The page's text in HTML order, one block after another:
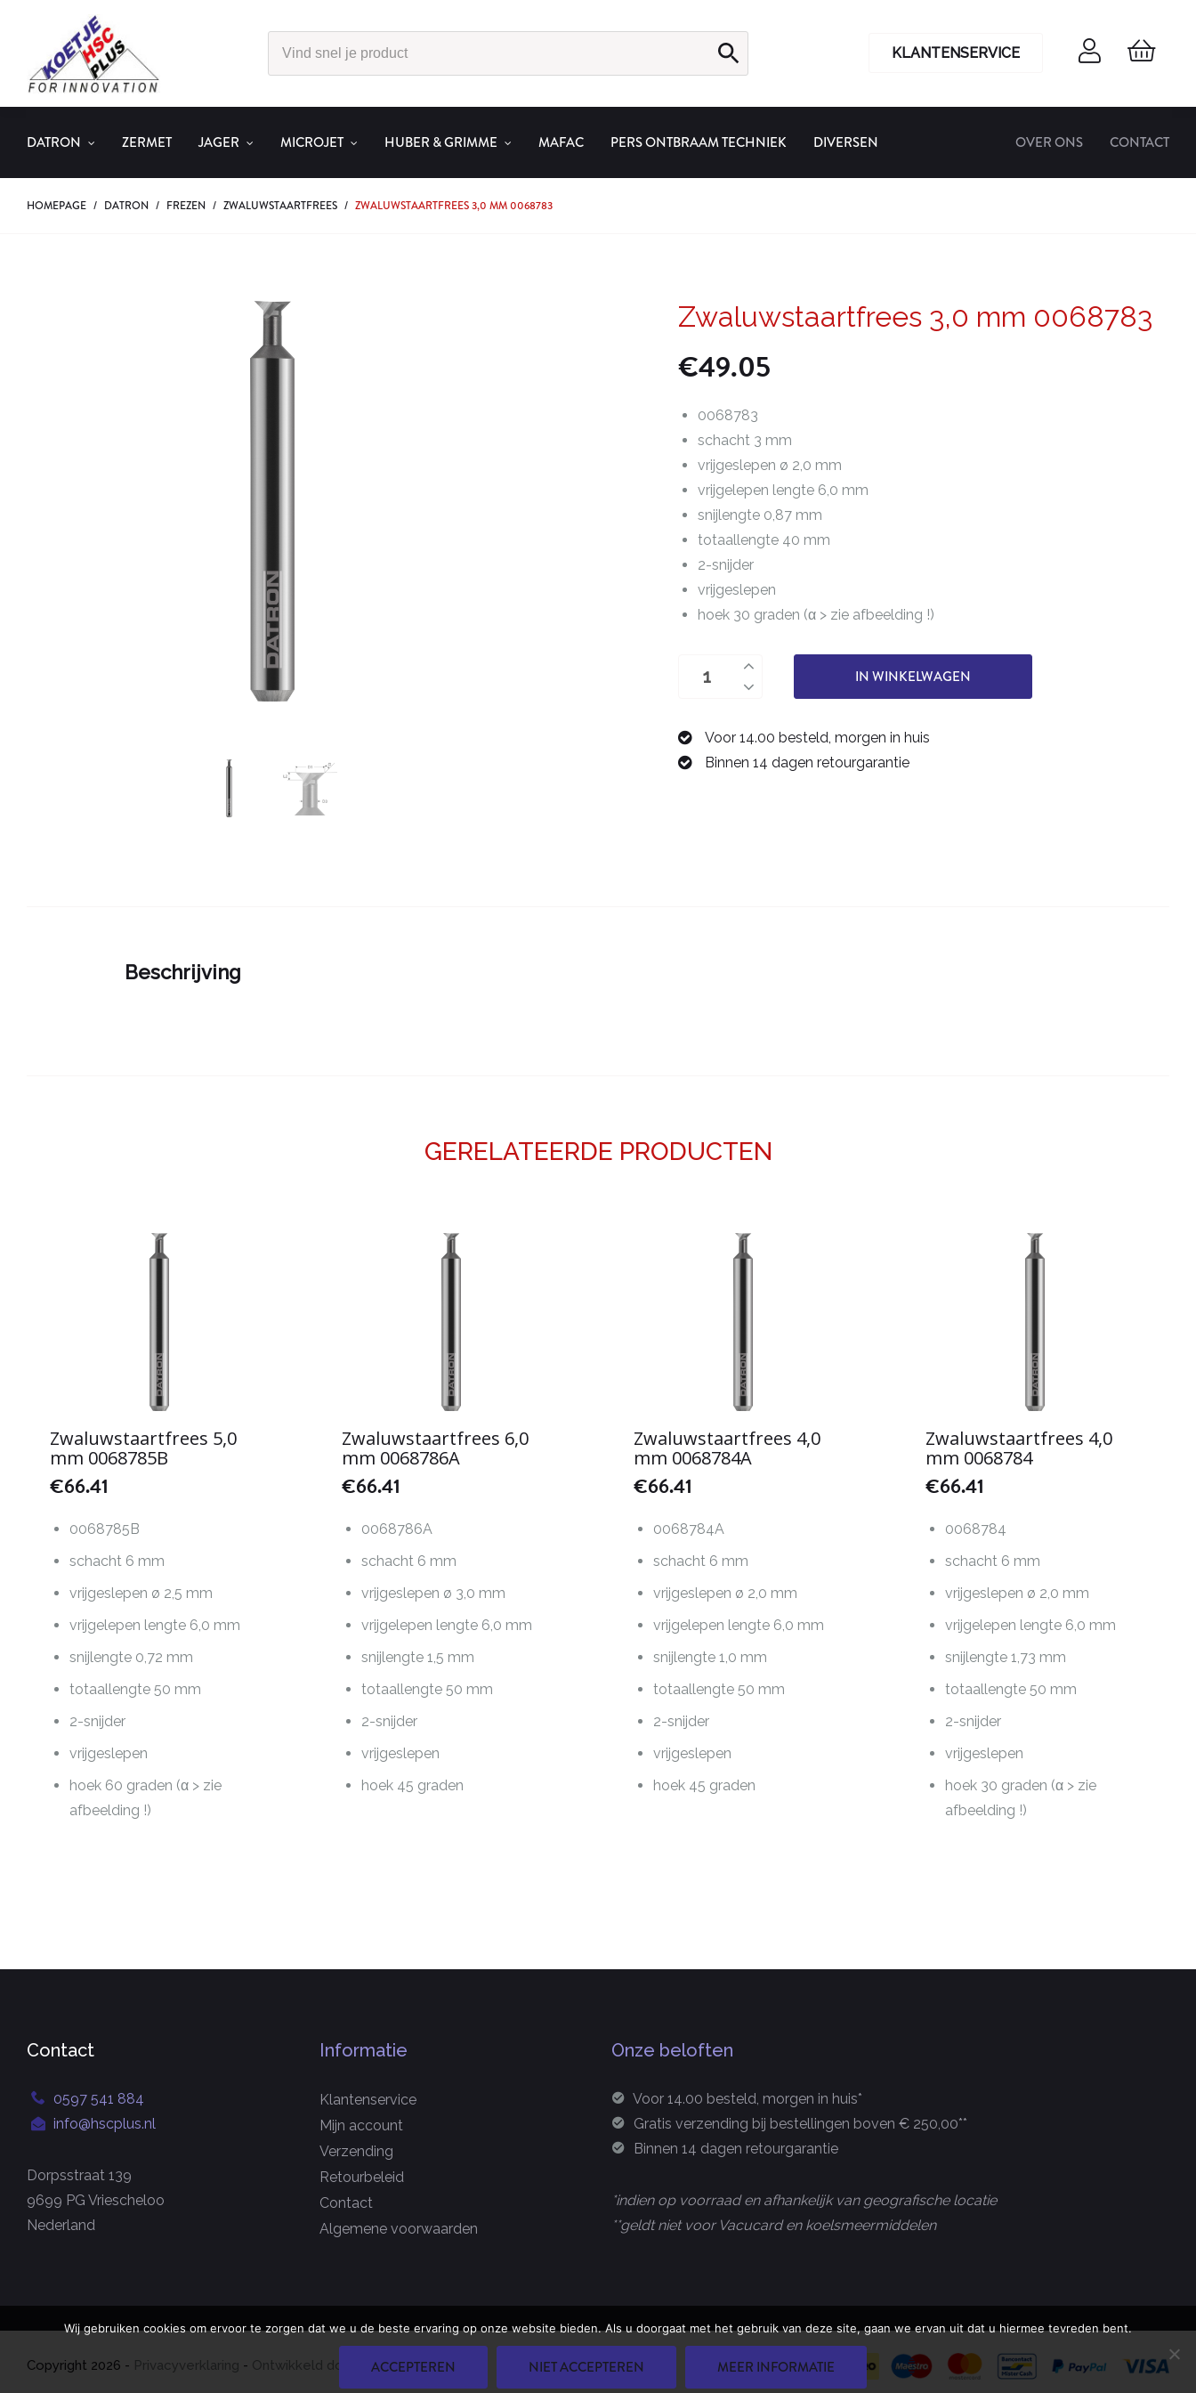
KLANTENSERVICE
DATRON ZERMET JAGER MICROJET HUBER & GRIMME MAFAC PERS ONTBRAAM TECHNIEK DIVERSEN OVER ONS CONTACT
HOMEPAGE / DATRON / FREZEN / ZWALUWSTAARTFREES / ZWALUWSTAARTFREES 3,0 MM 0068783
Zwaluwstaartfrees 3,0 mm 0068783
€49.05
0068783
schacht 3 mm
vrijgeslepen ø 2,0 mm
vrijgelepen lengte 6,0 mm
snijlengte 0,87 mm
totaallengte 40 mm
2-snijder
vrijgeslepen
hoek 30 graden (α > zie afbeelding !)
Zwaluwstaartfrees
0068783
aantal
IN WINKELWAGEN
Voor 14.00 besteld, morgen in huis
Binnen 14 dagen retourgarantie
Beschrijving
GERELATEERDE PRODUCTEN
Zwaluwstaartfrees 5,0
mm 0068785B
€66.41
0068785B
schacht 6 mm
vrijgeslepen ø 2,5 mm
vrijgelepen lengte 6,0 mm
snijlengte 0,72 mm
totaallengte 50 mm
2-snijder
vrijgeslepen
hoek 60 graden (α > zie
afbeelding !)
Zwaluwstaartfrees 6,0
mm 0068786A
€66.41
0068786A
schacht 6 mm
vrijgeslepen ø 3,0 mm
vrijgelepen lengte 6,0 mm
snijlengte 1,5 mm
totaallengte 50 mm
2-snijder
vrijgeslepen
hoek 45 graden
Zwaluwstaartfrees 4,0
mm 0068784A
€66.41
0068784A
schacht 6 mm
vrijgeslepen ø 2,0 mm
vrijgelepen lengte 6,0 mm
snijlengte 1,0 mm
totaallengte 50 mm
2-snijder
vrijgeslepen
hoek 45 graden
Zwaluwstaartfrees 4,0
mm 0068784
€66.41
0068784
schacht 6 mm
vrijgeslepen ø 2,0 mm
vrijgelepen lengte 6,0 mm
snijlengte 1,73 mm
totaallengte 50 mm
2-snijder
vrijgeslepen
hoek 30 graden (α > zie
afbeelding !)
Contact
0597 541 884
info@hscplus.nl
Dorpsstraat 139
9699 PG Vriescheloo
Nederland
Informatie
Klantenservice
Mijn account
Verzending
Retourbeleid
Contact
Algemene voorwaarden
Onze beloften
Voor 14.00 besteld, morgen in huis*
Gratis verzending bij bestellingen boven € 250,00**
Binnen 14 dagen retourgarantie
*indien op voorraad en afhankelijk van geografische locatie
**geldt niet voor Vacucard en koelsmeermiddelen
Copyright 2026 - Privacyverklaring - Ontwikkeld door Best4u Group B.V.
Wij gebruiken cookies om ervoor te zorgen dat we u de beste ervaring op onze website bieden. Als u doorgaat met het gebruik van deze site, gaan we ervan uit dat u hiermee tevreden bent.
ACCEPTEREN NIET ACCEPTEREN MEER INFORMATIE